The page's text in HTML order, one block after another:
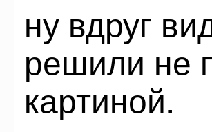
ну вдруг
решили не
картиной.